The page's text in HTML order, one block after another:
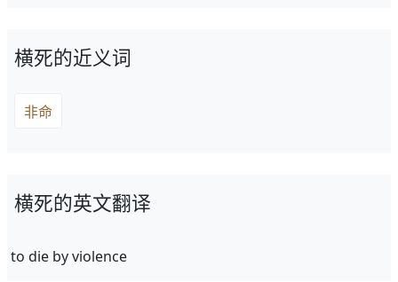
横死的近义词
非命
横死的英文翻译
to die by violence